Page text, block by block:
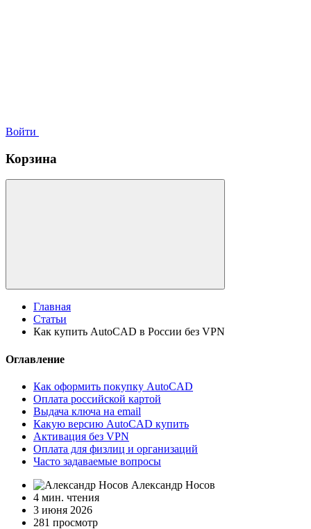
Войти
Корзина
Главная
Статьи
Как купить AutoCAD в России без VPN
Оглавление
Как оформить покупку AutoCAD
Оплата российской картой
Выдача ключа на email
Какую версию AutoCAD купить
Активация без VPN
Оплата для физлиц и организаций
Часто задаваемые вопросы
Александр Носов
4 мин. чтения
3 июня 2026
281 просмотр